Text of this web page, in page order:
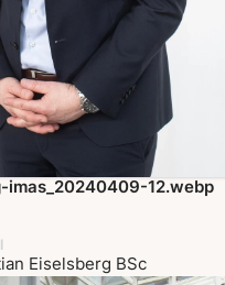
imas_20240409-12.webp
Eiselsberg BSc